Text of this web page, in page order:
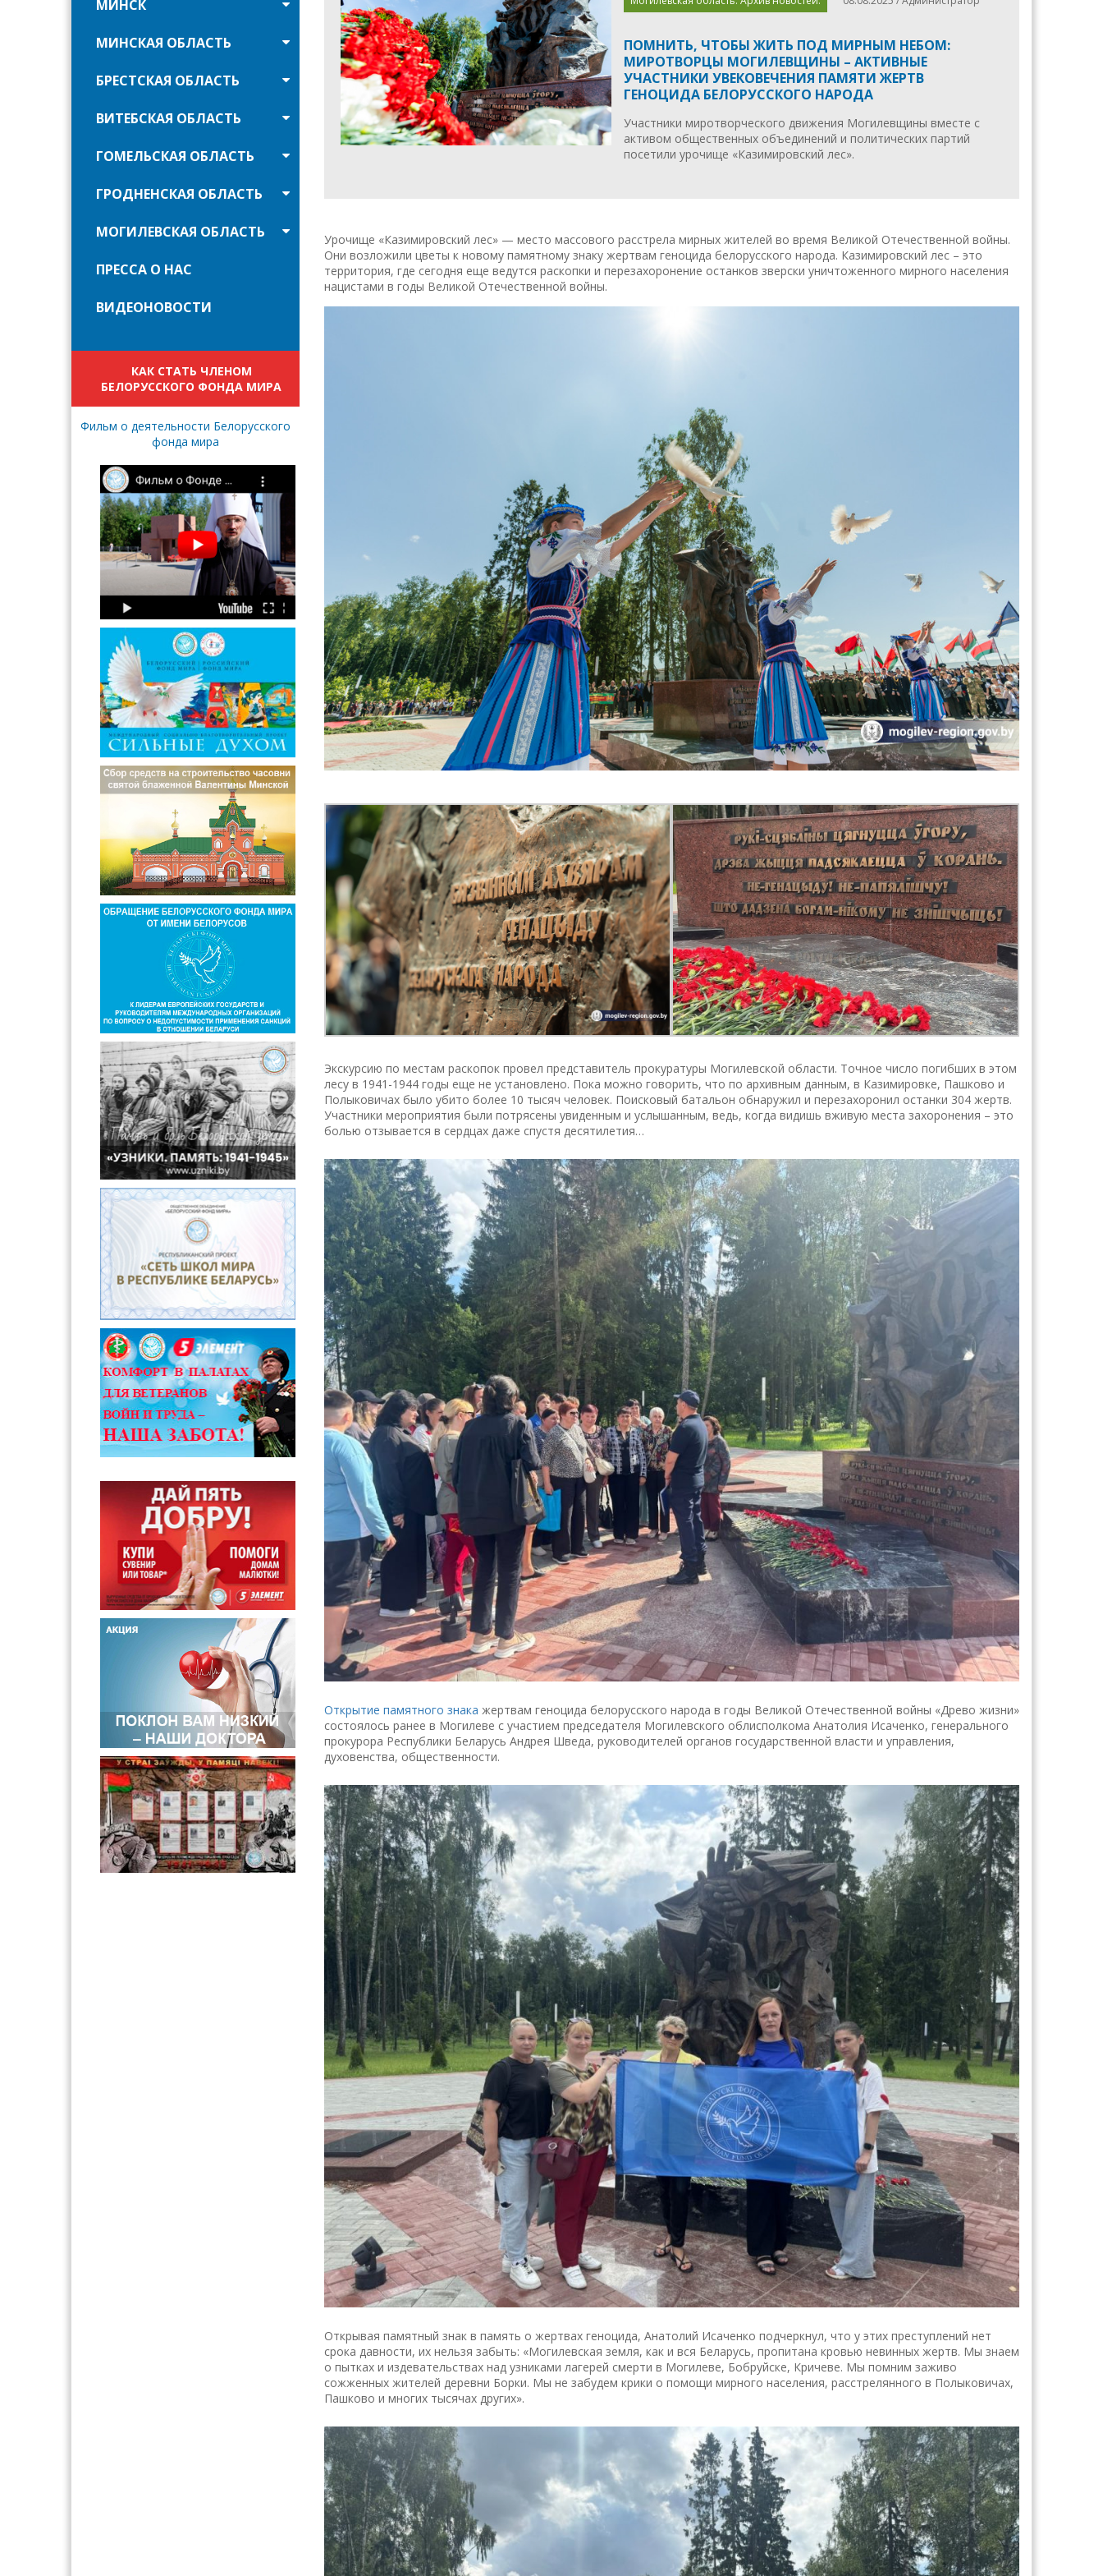
МИНСК
МИНСКАЯ ОБЛАСТЬ
БРЕСТСКАЯ ОБЛАСТЬ
ВИТЕБСКАЯ ОБЛАСТЬ
ГОМЕЛЬСКАЯ ОБЛАСТЬ
ГРОДНЕНСКАЯ ОБЛАСТЬ
МОГИЛЕВСКАЯ ОБЛАСТЬ
ПРЕССА О НАС
ВИДЕОНОВОСТИ
КАК СТАТЬ ЧЛЕНОМ
БЕЛОРУССКОГО ФОНДА МИРА
Фильм о деятельности Белорусского
фонда мира
ПОМНИТЬ, ЧТОБЫ ЖИТЬ ПОД МИРНЫМ НЕБОМ:
МИРОТВОРЦЫ МОГИЛЕВЩИНЫ – АКТИВНЫЕ
УЧАСТНИКИ УВЕКОВЕЧЕНИЯ ПАМЯТИ ЖЕРТВ
ГЕНОЦИДА БЕЛОРУССКОГО НАРОДА
Участники миротворческого движения Могилевщины вместе с
активом общественных объединений и политических партий
посетили урочище «Казимировский лес».
Урочище «Казимировский лес» — место массового расстрела мирных жителей во время Великой Отечественной войны.
Они возложили цветы к новому памятному знаку жертвам геноцида белорусского народа. Казимировский лес – это
территория, где сегодня еще ведутся раскопки и перезахоронение останков зверски уничтоженного мирного населения
нацистами в годы Великой Отечественной войны.
Экскурсию по местам раскопок провел представитель прокуратуры Могилевской области. Точное число погибших в этом
лесу в 1941-1944 годы еще не установлено. Пока можно говорить, что по архивным данным, в Казимировке, Пашково и
Полыковичах было убито более 10 тысяч человек. Поисковый батальон обнаружил и перезахоронил останки 304 жертв.
Участники мероприятия были потрясены увиденным и услышанным, ведь, когда видишь вживую места захоронения – это
болью отзывается в сердцах даже спустя десятилетия…
Открытие памятного знака жертвам геноцида белорусского народа в годы Великой Отечественной войны «Древо жизни»
состоялось ранее в Могилеве с участием председателя Могилевского облисполкома Анатолия Исаченко, генерального
прокурора Республики Беларусь Андрея Шведа, руководителей органов государственной власти и управления,
духовенства, общественности.
Открывая памятный знак в память о жертвах геноцида, Анатолий Исаченко подчеркнул, что у этих преступлений нет
срока давности, их нельзя забыть: «Могилевская земля, как и вся Беларусь, пропитана кровью невинных жертв. Мы знаем
о пытках и издевательствах над узниками лагерей смерти в Могилеве, Бобруйске, Кричеве. Мы помним заживо
сожженных жителей деревни Борки. Мы не забудем крики о помощи мирного населения, расстрелянного в Полыковичах,
Пашково и многих тысячах других».